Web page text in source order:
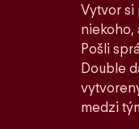
Vytvor si
niekoho,
Pošli
Double
medzi